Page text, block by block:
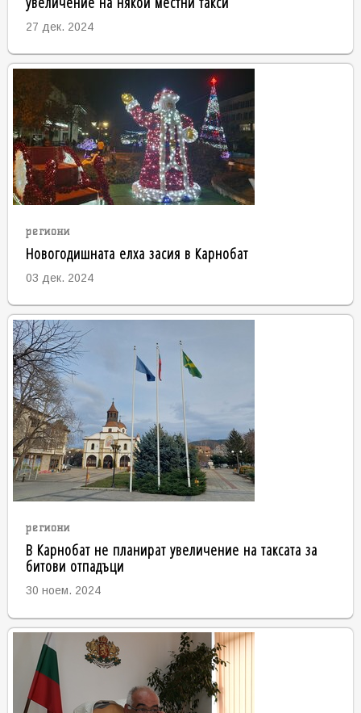
27 дек. 2024
региони
Новогодишната елха засия в Карнобат
03 дек. 2024
региони
В Карнобат не планират увеличение на таксата за
битови отпадъци
30 ноем. 2024